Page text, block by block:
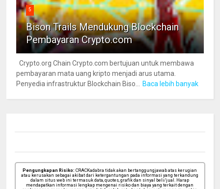
5
Bison Trails Mendukung Blockchain
Pembayaran Crypto.com
Crypto.org Chain Crypto.com bertujuan untuk membawa
pembayaran mata uang kripto menjadi arus utama.
Penyedia infrastruktur Blockchain Biso...
Baca lebih banyak
Pengungkapan Risiko: CRACKadabra tidak akan bertanggungjawab atas kerugian
atau kerusakan sebagai akibat dari ketergantungan pada informasi yang terkandung
dalam situs web ini termasuk data, quotes, grafik dan sinyal beli/jual. Harap
mendapatkan informasi lengkap mengenai risiko dan biaya yang terkait dengan